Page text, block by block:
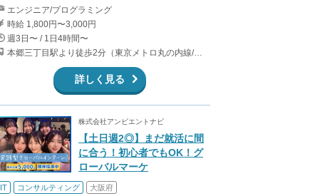
エンジニア/プログラミング
時給 1,800円〜3,000円
週3日〜 / 1日4時間〜
本郷三丁目駅より徒歩2分（東京メトロ丸の内線/都営地下鉄大江戸線）
詳しく見る
株式会社アンビエントナビ
【土日週2◎】まだ就活に間
に合う！初心者でもOK！グ
ローバルマーケ
IT コンサルティング 大阪府